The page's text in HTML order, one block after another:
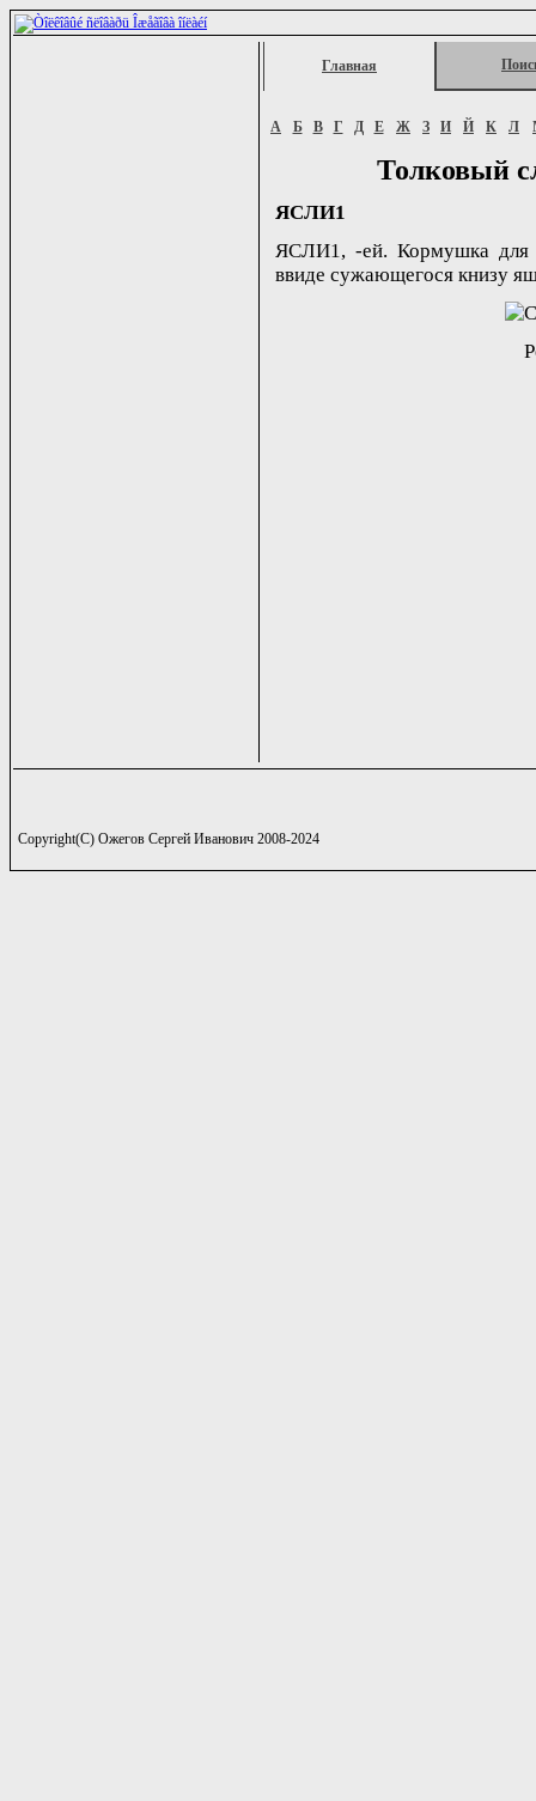
Главная
А Б В Г Д Е Ж З И Й К Л
Толковый
ЯСЛИ1
ЯСЛИ1, -ей. Кормушка для
ввиде сужающегося книзу
Copyright(C) Ожегов Сергей Иванович 2008-2024